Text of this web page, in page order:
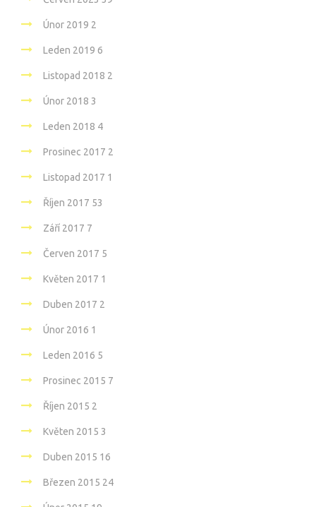
Únor 2019 2
Leden 2019 6
Listopad 2018 2
Únor 2018 3
Leden 2018 4
Prosinec 2017 2
Listopad 2017 1
Říjen 2017 53
Září 2017 7
Červen 2017 5
Květen 2017 1
Duben 2017 2
Únor 2016 1
Leden 2016 5
Prosinec 2015 7
Říjen 2015 2
Květen 2015 3
Duben 2015 16
Březen 2015 24